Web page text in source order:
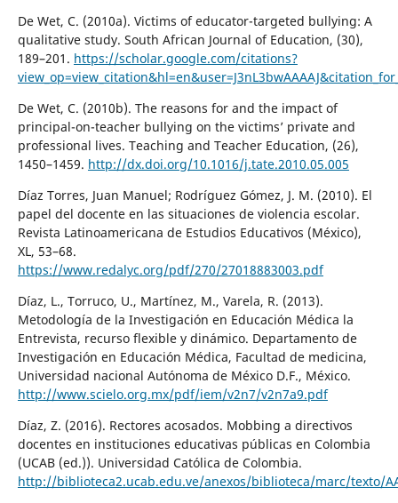
De Wet, C. (2010a). Victims of educator-targeted bullying: A
qualitative study. South African Journal of Education, (30),
189–201. https://scholar.google.com/citations?
De Wet, C. (2010b). The reasons for and the impact of
principal-on-teacher bullying on the victims’ private and
professional lives. Teaching and Teacher Education, (26),
1450–1459. http://dx.doi.org/10.1016/j.tate.2010.05.005
Díaz Torres, Juan Manuel; Rodríguez Gómez, J. M. (2010). El
papel del docente en las situaciones de violencia escolar.
Revista Latinoamericana de Estudios Educativos (México),
XL, 53–68.
https://www.redalyc.org/pdf/270/27018883003.pdf
Díaz, L., Torruco, U., Martínez, M., Varela, R. (2013).
Metodología de la Investigación en Educación Médica la
Entrevista, recurso flexible y dinámico. Departamento de
Investigación en Educación Médica, Facultad de medicina,
Universidad nacional Autónoma de México D.F., México.
http://www.scielo.org.mx/pdf/iem/v2n7/v2n7a9.pdf
Díaz, Z. (2016). Rectores acosados. Mobbing a directivos
docentes en instituciones educativas públicas en Colombia
(UCAB (ed.)). Universidad Católica de Colombia.
http://biblioteca2.ucab.edu.ve/anexos/biblioteca/marc/texto/